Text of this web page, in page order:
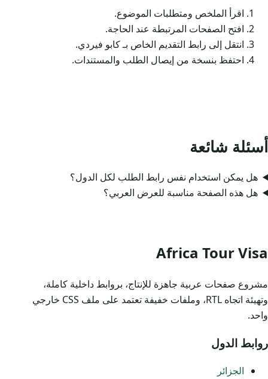
اقرأ الملخص ومتطلبات الموضوع.
افتح الصفحات المرتبطة عند الحاجة.
انتقل إلى رابط التقديم الخاص بـ كابو فيردي.
احتفظ بنسخة من إيصال الطلب والمستندات.
أسئلة شائعة
هل يمكن استخدام نفس رابط الطلب لكل الدول؟
هل هذه الصفحة مناسبة للعرض العربي؟
Africa Tour Visa
مشروع صفحات عربية جاهزة للإنتاج، بروابط داخلية كاملة،
وتهيئة اتجاه RTL، وملفات خفيفة تعتمد على ملف CSS خارجي
واحد.
روابط الدول
الجزائر